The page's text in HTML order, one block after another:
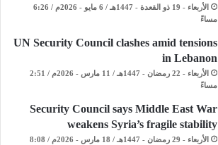
الأربعاء - 19 ذو القعدة - 1447هـ / 6 مايو - 2026م / 6:26
مساءً
UN Security Council clashes amid tensions
in Lebanon
الأربعاء - 22 رمضان - 1447هـ / 11 مارس - 2026م / 2:51
مساءً
Security Council says Middle East War
weakens Syria’s fragile stability
الأربعاء - 29 رمضان - 1447هـ / 18 مارس - 2026م / 8:08